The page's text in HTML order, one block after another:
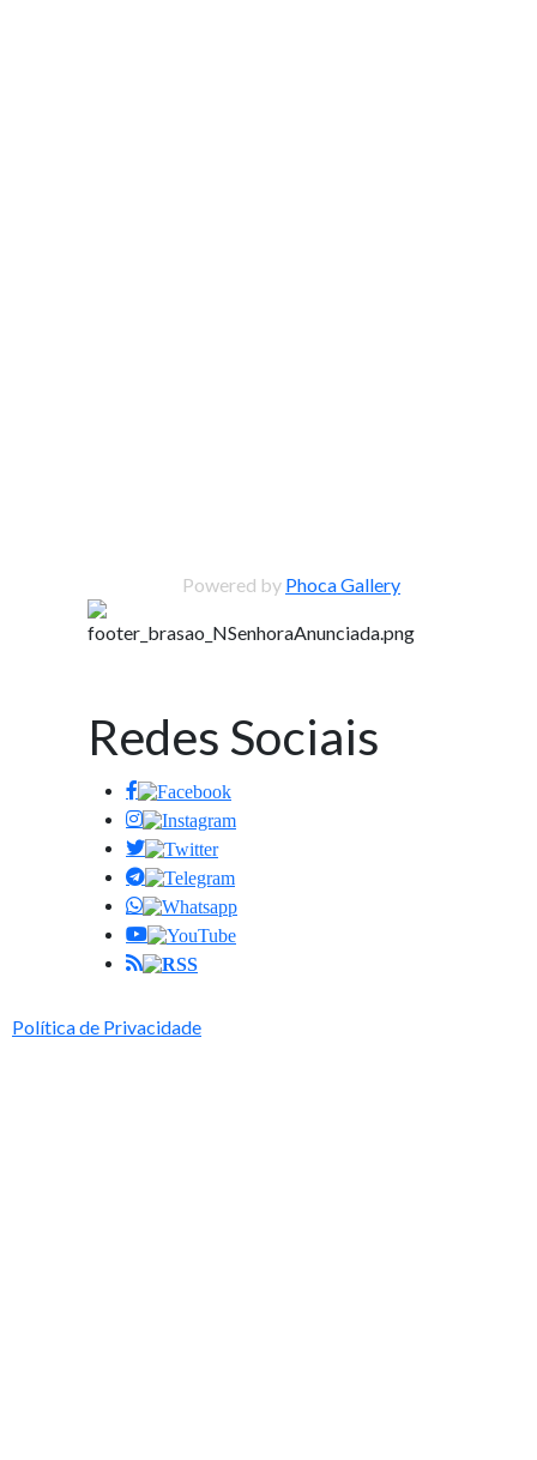
Powered by Phoca Gallery
Redes Sociais
Política de Privacidade